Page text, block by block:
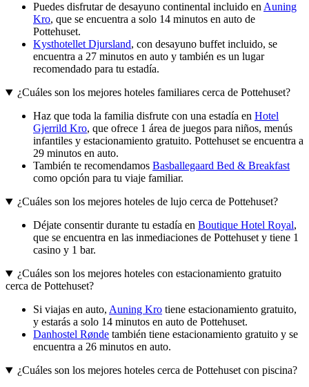
Puedes disfrutar de desayuno continental incluido en Auning
Kro, que se encuentra a solo 14 minutos en auto de
Pottehuset.
Kysthotellet Djursland, con desayuno buffet incluido, se
encuentra a 27 minutos en auto y también es un lugar
recomendado para tu estadía.
¿Cuáles son los mejores hoteles familiares cerca de Pottehuset?
Haz que toda la familia disfrute con una estadía en Hotel
Gjerrild Kro, que ofrece 1 área de juegos para niños, menús
infantiles y estacionamiento gratuito. Pottehuset se encuentra a
29 minutos en auto.
También te recomendamos Basballegaard Bed & Breakfast
como opción para tu viaje familiar.
¿Cuáles son los mejores hoteles de lujo cerca de Pottehuset?
Déjate consentir durante tu estadía en Boutique Hotel Royal,
que se encuentra en las inmediaciones de Pottehuset y tiene 1
casino y 1 bar.
¿Cuáles son los mejores hoteles con estacionamiento gratuito
cerca de Pottehuset?
Si viajas en auto, Auning Kro tiene estacionamiento gratuito,
y estarás a solo 14 minutos en auto de Pottehuset.
Danhostel Rønde también tiene estacionamiento gratuito y se
encuentra a 26 minutos en auto.
¿Cuáles son los mejores hoteles cerca de Pottehuset con piscina?